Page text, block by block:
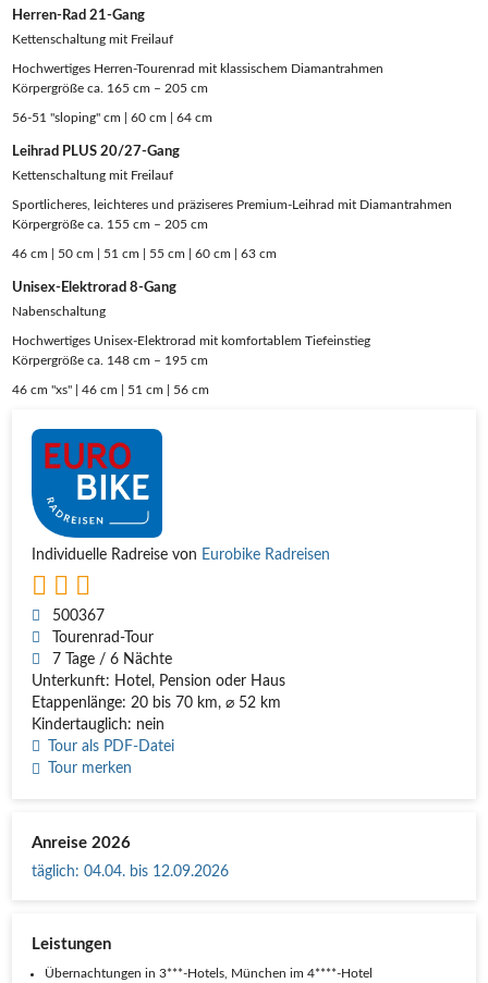
Herren-Rad 21-Gang
Kettenschaltung mit Freilauf
Hochwertiges Herren-Tourenrad mit klassischem Diamantrahmen
Körpergröße ca. 165 cm – 205 cm
56-51 "sloping" cm | 60 cm | 64 cm
Leihrad PLUS 20/27-Gang
Kettenschaltung mit Freilauf
Sportlicheres, leichteres und präziseres Premium-Leihrad mit Diamantrahmen
Körpergröße ca. 155 cm – 205 cm
46 cm | 50 cm | 51 cm | 55 cm | 60 cm | 63 cm
Unisex-Elektrorad 8-Gang
Nabenschaltung
Hochwertiges Unisex-Elektrorad mit komfortablem Tiefeinstieg
Körpergröße ca. 148 cm – 195 cm
46 cm "xs" | 46 cm | 51 cm | 56 cm
Individuelle Radreise von Eurobike Radreisen
500367
Tourenrad-Tour
7 Tage / 6 Nächte
Unterkunft: Hotel, Pension oder Haus
Etappenlänge: 20 bis 70 km, ⌀ 52 km
Kindertauglich: nein
Tour als PDF-Datei
Tour merken
Anreise 2026
täglich: 04.04. bis 12.09.2026
Leistungen
Übernachtungen in 3***-Hotels, München im 4****-Hotel